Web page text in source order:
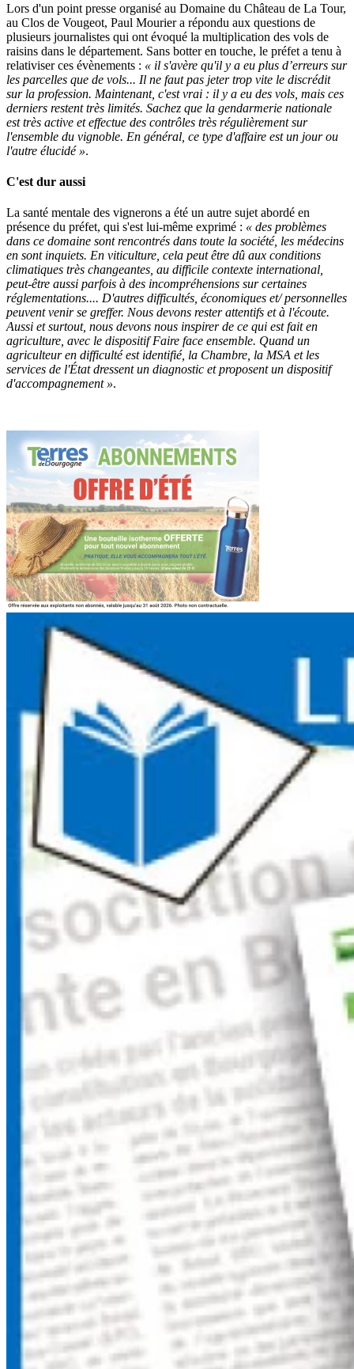
Lors d'un point presse organisé au Domaine du Château de La Tour,
au Clos de Vougeot, Paul Mourier a répondu aux questions de
plusieurs journalistes qui ont évoqué la multiplication des vols de
raisins dans le département. Sans botter en touche, le préfet a tenu à
relativiser ces évènements : « il s'avère qu'il y a eu plus d’erreurs sur
les parcelles que de vols... Il ne faut pas jeter trop vite le discrédit
sur la profession. Maintenant, c'est vrai : il y a eu des vols, mais ces
derniers restent très limités. Sachez que la gendarmerie nationale
est très active et effectue des contrôles très régulièrement sur
l'ensemble du vignoble. En général, ce type d'affaire est un jour ou
l'autre élucidé ».
C'est dur aussi
La santé mentale des vignerons a été un autre sujet abordé en
présence du préfet, qui s'est lui-même exprimé : « des problèmes
dans ce domaine sont rencontrés dans toute la société, les médecins
en sont inquiets. En viticulture, cela peut être dû aux conditions
climatiques très changeantes, au difficile contexte international,
peut-être aussi parfois à des incompréhensions sur certaines
réglementations.... D'autres difficultés, économiques et/ personnelles
peuvent venir se greffer. Nous devons rester attentifs et à l'écoute.
Aussi et surtout, nous devons nous inspirer de ce qui est fait en
agriculture, avec le dispositif Faire face ensemble. Quand un
agriculteur en difficulté est identifié, la Chambre, la MSA et les
services de l'État dressent un diagnostic et proposent un dispositif
d'accompagnement ».